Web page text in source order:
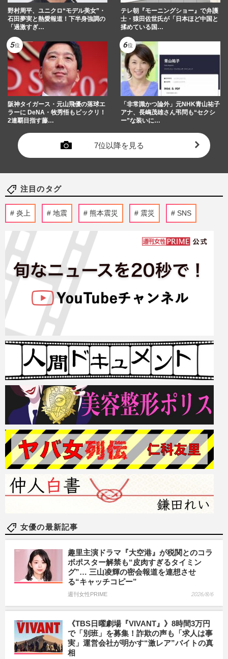
野村周平、ユニクロ“モデル美女”・
石田夢実と熱愛報道！下半身強調の
「過激すぎ…
テレ朝『モーニングショー』で弁護
士・猿田佐世氏が「日本ほど中国と
揉めている国…
阪神タイガース・元山飛優の落球エ
ラーに DeNA・牧秀悟もビックリ！
2連覇目指す藤…
「非常識かつ論外」元NHK青山祐子
アナ、長嶋茂雄さん弔問も“セクシ
ー”な装いに…
7位以降を見る
注目のタグ
炎上 地震 熊本震災 震災 SNS
女優の最新記事
趣里主演ドラマ『大空港』が税関とのコラ
ボポスター解禁も“皮肉すぎるタイミン
グ”… 三山凌輝の密会報道を連想させ
る“キャッチコピー”
週刊女性PRIME 2026/8/6
《TBS日曜劇場『VIVANT』》8時間3万円
で「別班」を募集！詐欺の声も「求人は事
実」運営会社が明かす“激レア”バイトの真
相